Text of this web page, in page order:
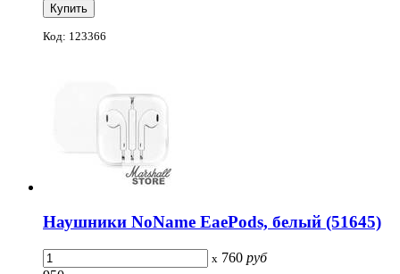
Код: 123366
Наушники NoName EaePods, белый (51645)
x 760 руб